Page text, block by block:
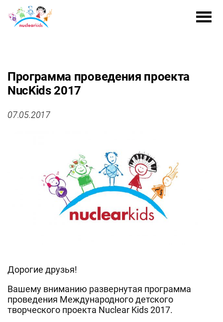
Программа проведения проекта
NucKids 2017
07.05.2017
Дорогие друзья!
Вашему вниманию развернутая программа
проведения Международного детского
творческого проекта Nuclear Kids 2017.